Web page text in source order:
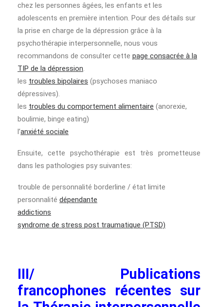
chez les personnes âgées, les enfants et les
adolescents en première intention. Pour des détails sur
la prise en charge de la dépression grâce à la
psychothérapie interpersonnelle, nous vous
recommandons de consulter cette page consacrée à la
TIP de la dépression.
les troubles bipolaires (psychoses maniaco
dépressives).
les troubles du comportement alimentaire (anorexie,
boulimie, binge eating)
l’anxiété sociale
Ensuite, cette psychothérapie est très prometteuse
dans les pathologies psy suivantes:
trouble de personnalité borderline / état limite
personnalité dépendante
addictions
syndrome de stress post traumatique (PTSD)
III/ Publications
francophones récentes sur